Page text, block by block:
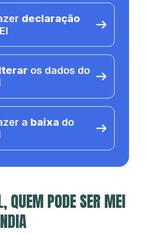
declaração
os dados do
a baixa do
QUEM PODE SER MEI